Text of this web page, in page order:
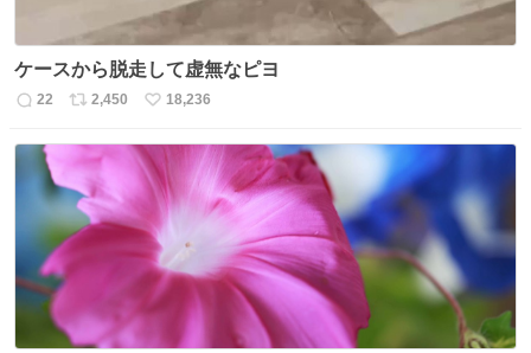
ケースから脱走して虚無なピヨ
返
22
リ
ト
数
2,450
い
ね
数
18,236